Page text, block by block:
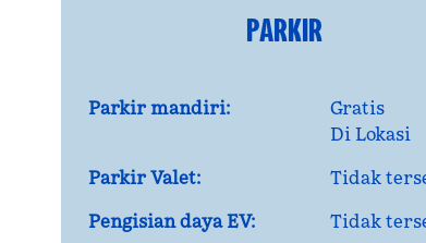
PARKIR
Parkir mandiri:
Gratis
Di Lokasi
Parkir Valet:
Tidak
Pengisian daya EV:
Tidak